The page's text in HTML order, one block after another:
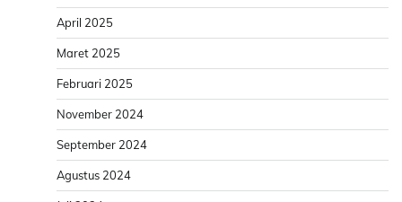
April 2025
Maret 2025
Februari 2025
November 2024
September 2024
Agustus 2024